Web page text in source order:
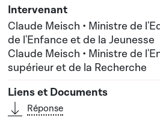
Claude Meisch • Ministre de
de l'Enfance et de la Jeunesse
Claude Meisch • Ministre de
supérieur et de la Recherche
Réponse